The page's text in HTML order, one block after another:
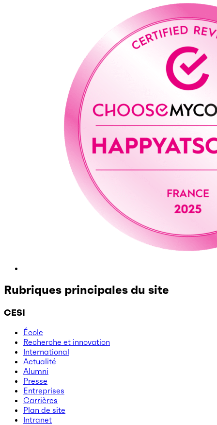
Rubriques principales du site
CESI
École
Recherche et innovation
International
Actualité
Alumni
Presse
Entreprises
Carrières
Plan de site
Intranet